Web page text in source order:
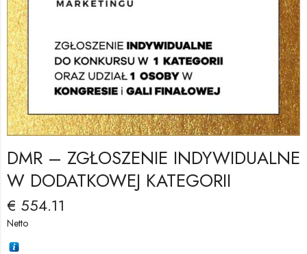
DMR – ZGŁOSZENIE INDYWIDUALNE
W DODATKOWEJ KATEGORII
€ 554.11
Netto